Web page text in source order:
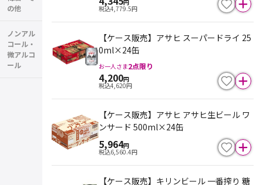
の他
ノンアル
コール・
微アルコ
ール
円
税込4,779.5円
【ケース販売】アサヒ スーパードライ 25
0ml×24缶
お一人さま2点限り
4,200円
税込4,620円
【ケース販売】アサヒ アサヒ生ビール ワ
ンサード 500ml×24缶
5,964円
税込6,560.4円
【ケース販売】キリンビール 一番搾り 糖